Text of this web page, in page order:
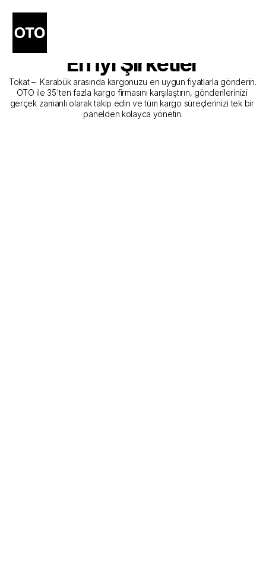
Tokat - Karabük Kargo
Gönderim Hizmeti Sunan
En İyi Şirketler
Tokat –  Karabük arasında kargonuzu en uygun fiyatlarla gönderin.
OTO ile 35'ten fazla kargo firmasını karşılaştırın, gönderilerinizi
gerçek zamanlı olarak takip edin ve tüm kargo süreçlerinizi tek bir
panelden kolayca yönetin.